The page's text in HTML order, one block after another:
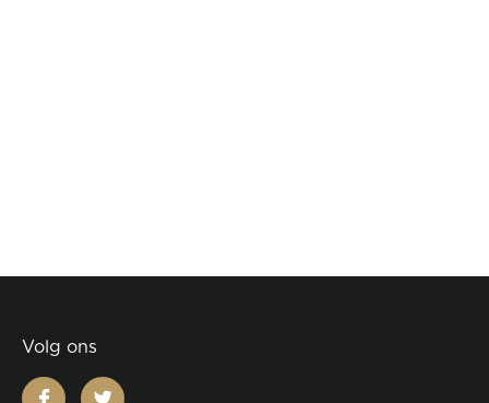
Volg ons
facebooktwitter